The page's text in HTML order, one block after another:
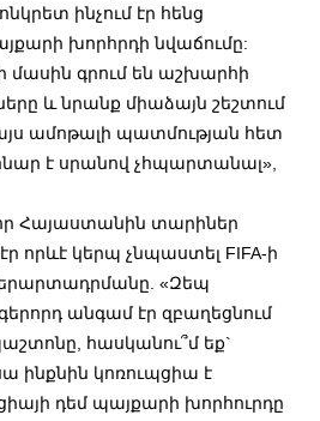
ինչում էր հենց
խորհրդի նվաճումը:
մասին գրում են աշխարհի
և նրանք միաձայն շեշտում
ամոթալի պատմության հետ
է սրանով չհպարտանալ»,
Հայաստանին տարիներ
որևէ կերպ չնպաստել FIFA-ի
«Զեպ
անգամ էր զբաղեցնում
հասկանու՞մ եք`
ինքնին կոռուպցիա է
դեմ պայքարի խորհուրդը